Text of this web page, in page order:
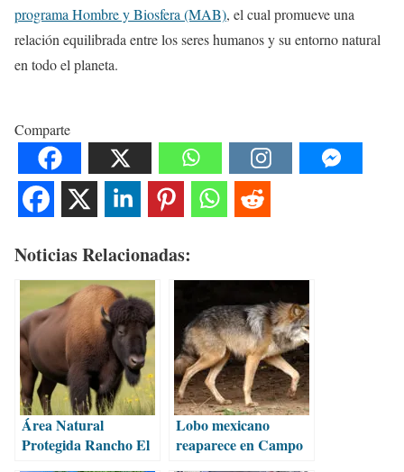
programa Hombre y Biosfera (MAB), el cual promueve una
relación equilibrada entre los seres humanos y su entorno natural
en todo el planeta.
Comparte
Noticias Relacionadas:
Área Natural
Protegida Rancho El
Lobo mexicano
reaparece en Campo